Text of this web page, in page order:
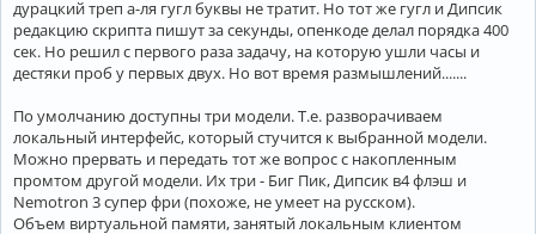
дурацкий треп а-ля гугл буквы не тратит. Но тот же гугл и Дипсик
редакцию скрипта пишут за секунды, опенкоде делал порядка 400
сек. Но решил с первого раза задачу, на которую ушли часы и
дестяки проб у первых двух. Но вот время размышлений.......
По умолчанию доступны три модели. Т.е. разворачиваем
локальный интерфейс, который стучится к выбранной модели.
Можно прервать и передать тот же вопрос с накопленным
промтом другой модели. Их три - Биг Пик, Дипсик в4 флэш и
Nemotron 3 супер фри (похоже, не умеет на русском).
Объем виртуальной памяти, занятый локальным клиентом